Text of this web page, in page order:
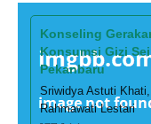
Konseling
Konsumsi Gizi
Pekanbaru
Sriwidya Astuti
Rahmawati Lestari